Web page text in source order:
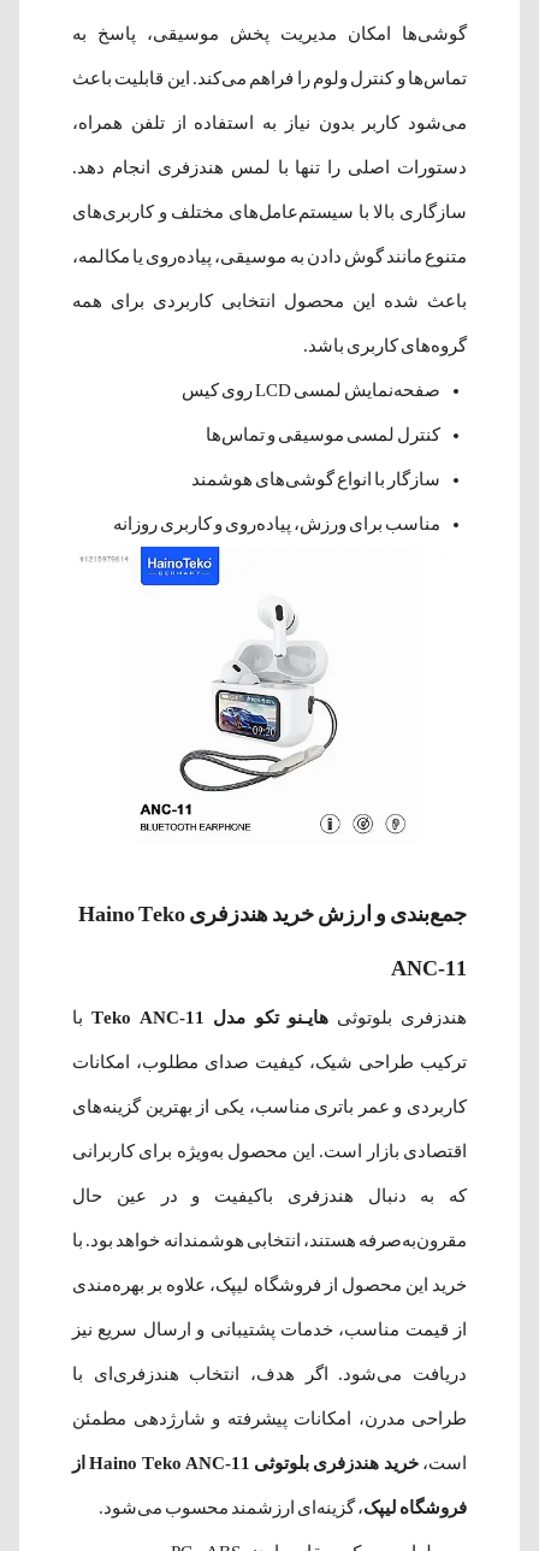
گوشی‌ها امکان مدیریت پخش موسیقی، پاسخ به
تماس‌ها و کنترل ولوم را فراهم می‌کند. این قابلیت باعث
می‌شود کاربر بدون نیاز به استفاده از تلفن همراه،
دستورات اصلی را تنها با لمس هندزفری انجام دهد.
سازگاری بالا با سیستم‌عامل‌های مختلف و کاربری‌های
متنوع مانند گوش دادن به موسیقی، پیاده‌روی یا مکالمه،
باعث شده این محصول انتخابی کاربردی برای همه
گروه‌های کاربری باشد.
صفحه‌نمایش لمسی LCD روی کیس
کنترل لمسی موسیقی و تماس‌ها
سازگار با انواع گوشی‌های هوشمند
مناسب برای ورزش، پیاده‌روی و کاربری روزانه
جمع‌بندی و ارزش خرید هندزفری Haino Teko
ANC-11
هندزفری بلوتوثیهایـنو تکو مدل Teko ANC-11 با
ترکیب طراحی شیک، کیفیت صدای مطلوب، امکانات
کاربردی و عمر باتری مناسب، یکی از بهترین گزینه‌های
اقتصادی بازار است. این محصول به‌ویژه برای کاربرانی
که به دنبال هندزفری باکیفیت و در عین حال
مقرون‌به‌صرفه هستند، انتخابی هوشمندانه خواهد بود. با
خرید این محصول از فروشگاه لیپک، علاوه بر بهره‌مندی
از قیمت مناسب، خدمات پشتیبانی و ارسال سریع نیز
دریافت می‌شود. اگر هدف، انتخاب هندزفری‌ای با
طراحی مدرن، امکانات پیشرفته و شارژدهی مطمئن
است، خرید هندزفری بلوتوثی Haino Teko ANC-11 از
فروشگاه لیپک، گزینه‌ای ارزشمند محسوب می‌شود.